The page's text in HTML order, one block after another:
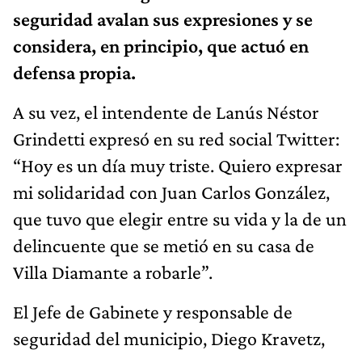
seguridad avalan sus expresiones y se
considera, en principio, que actuó en
defensa propia.
A su vez, el intendente de Lanús Néstor
Grindetti expresó en su red social Twitter:
“Hoy es un día muy triste. Quiero expresar
mi solidaridad con Juan Carlos González,
que tuvo que elegir entre su vida y la de un
delincuente que se metió en su casa de
Villa Diamante a robarle”.
El Jefe de Gabinete y responsable de
seguridad del municipio, Diego Kravetz,